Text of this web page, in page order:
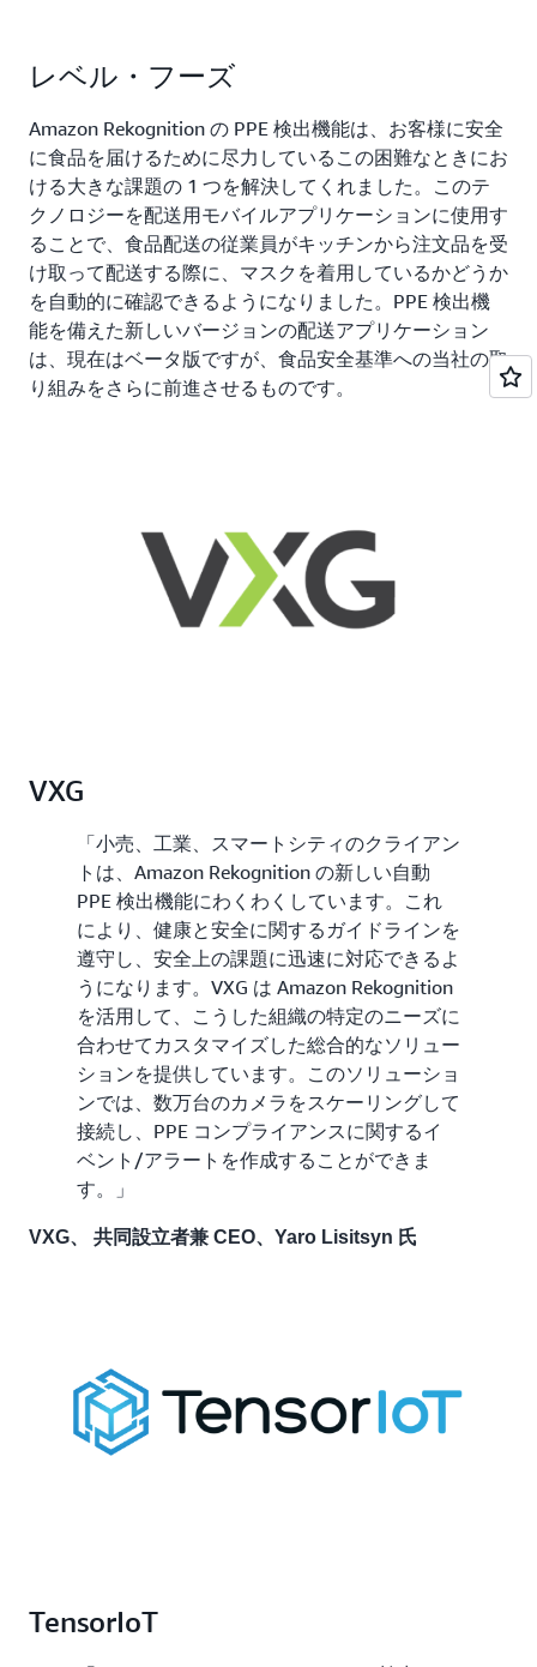
レベル・フーズ
Amazon Rekognition の PPE 検出機能は、お客様に安全
に食品を届けるために尽力しているこの困難なときにお
ける大きな課題の 1 つを解決してくれました。このテ
クノロジーを配送用モバイルアプリケーションに使用す
ることで、食品配送の従業員がキッチンから注文品を受
け取って配送する際に、マスクを着用しているかどうか
を自動的に確認できるようになりました。PPE 検出機
能を備えた新しいバージョンの配送アプリケーション
は、現在はベータ版ですが、食品安全基準への当社の取
り組みをさらに前進させるものです。
VXG
「小売、工業、スマートシティのクライアン
トは、Amazon Rekognition の新しい自動
PPE 検出機能にわくわくしています。これ
により、健康と安全に関するガイドラインを
遵守し、安全上の課題に迅速に対応できるよ
うになります。VXG は Amazon Rekognition
を活用して、こうした組織の特定のニーズに
合わせてカスタマイズした総合的なソリュー
ションを提供しています。このソリューショ
ンでは、数万台のカメラをスケーリングして
接続し、PPE コンプライアンスに関するイ
ベント/アラートを作成することができま
す。」
VXG、 共同設立者兼 CEO、Yaro Lisitsyn 氏
TensorIoT